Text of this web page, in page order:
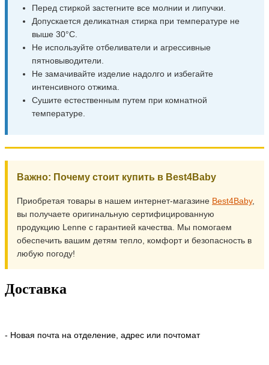
Перед стиркой застегните все молнии и липучки.
Допускается деликатная стирка при температуре не
выше 30°C.
Не используйте отбеливатели и агрессивные
пятновыводители.
Не замачивайте изделие надолго и избегайте
интенсивного отжима.
Сушите естественным путем при комнатной
температуре.
Важно: Почему стоит купить в Best4Baby
Приобретая товары в нашем интернет-магазине Best4Baby,
вы получаете оригинальную сертифицированную
продукцию Lenne с гарантией качества. Мы помогаем
обеспечить вашим детям тепло, комфорт и безопасность в
любую погоду!
Доставка
- Новая почта на отделение, адрес или почтомат